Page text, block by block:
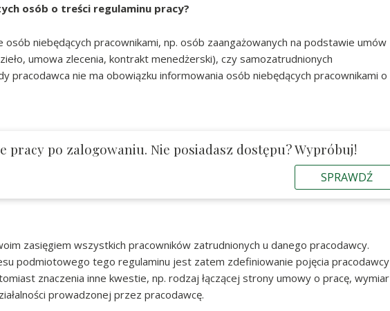
osób o treści regulaminu pracy?
osób niebędących pracownikami, np. osób zaangażowanych na podstawie umów
umowa zlecenia, kontrakt menedżerski), czy samozatrudnionych
pracodawca nie ma obowiązku informowania osób niebędących pracownikami o
pracy po zalogowaniu. Nie posiadasz dostępu? Wypróbuj!
SPRAWDŹ
zasięgiem wszystkich pracowników zatrudnionych u danego pracodawcy.
podmiotowego tego regulaminu jest zatem zdefiniowanie pojęcia pracodawcy
znaczenia inne kwestie, np. rodzaj łączącej strony umowy o pracę, wymiar
prowadzonej przez pracodawcę.